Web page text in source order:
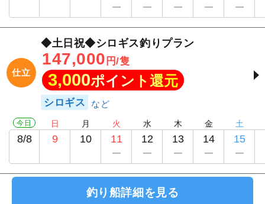
仕立
◆土日祝◆シロギス釣りプラン
147,000 円/隻
3,000ポイント還元
シロギス
今日
8/8
日
9
月
10
火
11
水
12
木
13
金
14
土
15
釣り船詳細を見る